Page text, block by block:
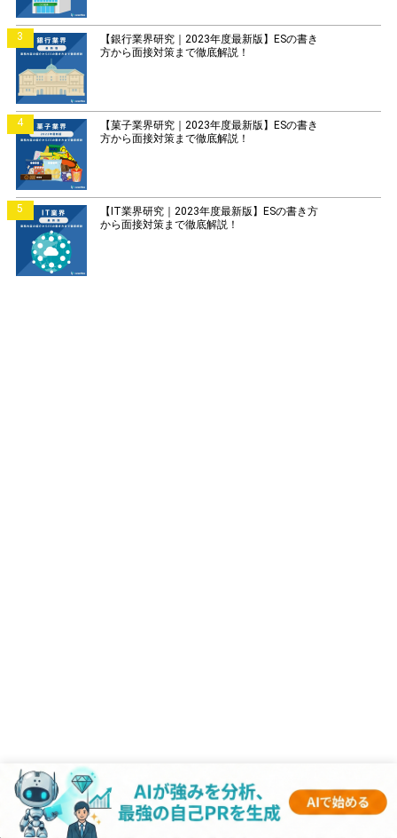
3
【銀行業界研究｜2023年度最新版】ESの書き
方から面接対策まで徹底解説！
4
【菓子業界研究｜2023年度最新版】ESの書き
方から面接対策まで徹底解説！
5
【IT業界研究｜2023年度最新版】ESの書き方
から面接対策まで徹底解説！